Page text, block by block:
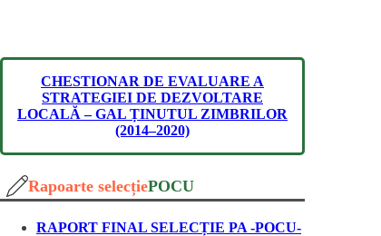
CHESTIONAR DE EVALUARE A
STRATEGIEI DE DEZVOLTARE
LOCALĂ – GAL ȚINUTUL ZIMBRILOR
(2014–2020)
Rapoarte selecțiePOCU
RAPORT FINAL SELECȚIE PA -POCU-